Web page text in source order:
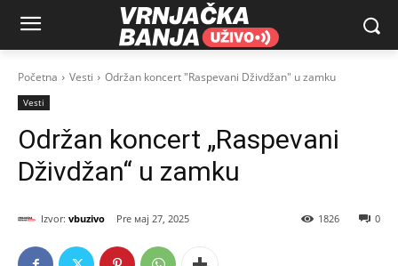
Početna Vesti Održan koncert "Raspevani Dživdžan" u zamku
Vesti
Održan koncert „Raspevani
Dživdžan“ u zamku
Izvor: vbuzivo мај 27, 2025 0
1826